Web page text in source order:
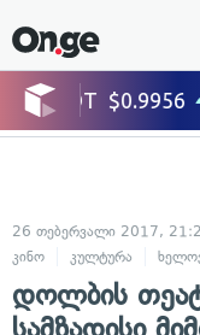
26 თებერვალი 2017,
კინო
კულტურა
დოლბის